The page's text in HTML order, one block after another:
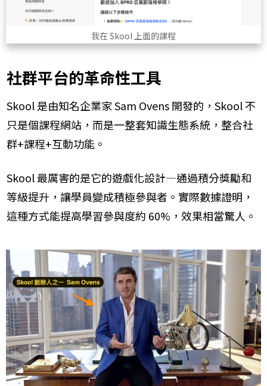
我在 Skool 上面的課程
社群平台的革命性工具
Skool 是由知名企業家 Sam Ovens 開發的，Skool 不
只是個課程網站，而是一整套知識生態系統，整合社
群+課程+互動功能。
Skool 最厲害的是它的遊戲化設計—通過積分獎勵和
等級提升，讓學員變成積極參與者。實際數據證明，
這種方式能提高學習參與度約 60%，效果相當驚人。